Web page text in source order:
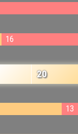
16
20
13